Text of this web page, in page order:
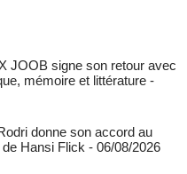
JOOB signe son retour avec
mémoire et littérature -
donne son accord au
Hansi Flick - 06/08/2026